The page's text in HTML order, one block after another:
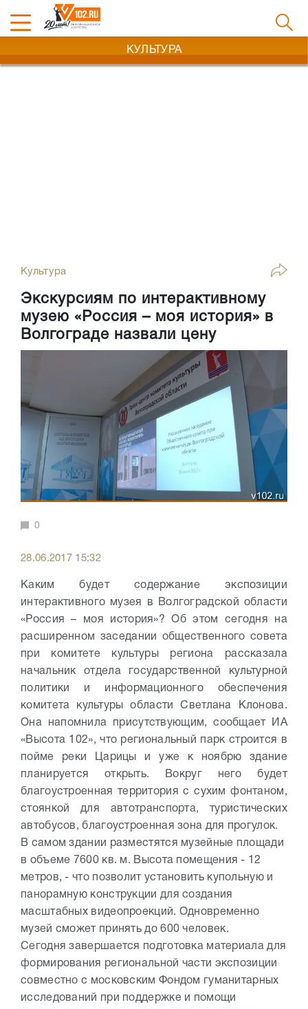
КУЛЬТУРА
Культура
Экскурсиям по интерактивному
музею «Россия – моя история» в
Волгограде назвали цену
0
28.06.2017 15:32
Каким будет содержание экспозиции
интерактивного музея в Волгоградской области
«Россия – моя история»? Об этом сегодня на
расширенном заседании общественного совета
при комитете культуры региона рассказала
начальник отдела государственной культурной
политики и информационного обеспечения
комитета культуры области Светлана Клонова.
Она напомнила присутствующим, сообщает ИА
«Высота 102», что региональный парк строится в
пойме реки Царицы и уже к ноябрю здание
планируется открыть. Вокруг него будет
благоустроенная территория с сухим фонтаном,
стоянкой для автотранспорта, туристических
автобусов, благоустроенная зона для прогулок.
В самом здании разместятся музейные площади
в объеме 7600 кв. м. Высота помещения - 12
метров, - что позволит установить купольную и
панорамную конструкции для создания
масштабных видеопроекций. Одновременно
музей сможет принять до 600 человек.
Сегодня завершается подготовка материала для
формирования региональной части экспозиции
совместно с московским Фондом гуманитарных
исследований при поддержке и помощи